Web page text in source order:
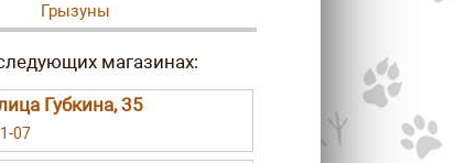
Грызуны
Губкина, 35
07